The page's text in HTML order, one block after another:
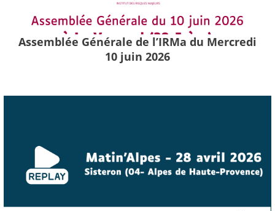
Assemblée Générale de l’IRMa du Mercredi
10 juin 2026